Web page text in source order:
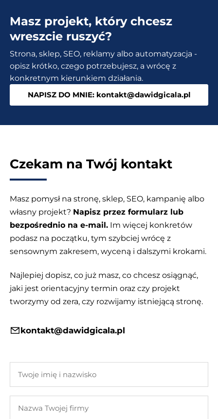
Jak
prawidłowo
zabrać?
Masz projekt, który chcesz
wreszcie ruszyć?
Strona, sklep, SEO, reklamy albo automatyzacja -
opisz krótko, czego potrzebujesz, a wrócę z
konkretnym kierunkiem działania.
NAPISZ DO MNIE: kontakt@dawidgicala.pl
Czekam na Twój kontakt
Masz pomysł na stronę, sklep, SEO, kampanię albo
własny projekt? Napisz przez formularz lub
bezpośrednio na e-mail. Im więcej konkretów
podasz na początku, tym szybciej wrócę z
sensownym zakresem, wyceną i dalszymi krokami.
Najlepiej dopisz, co już masz, co chcesz osiągnąć,
jaki jest orientacyjny termin oraz czy projekt
tworzymy od zera, czy rozwijamy istniejącą stronę.
kontakt@dawidgicala.pl
imię
nazwisko
Twojej